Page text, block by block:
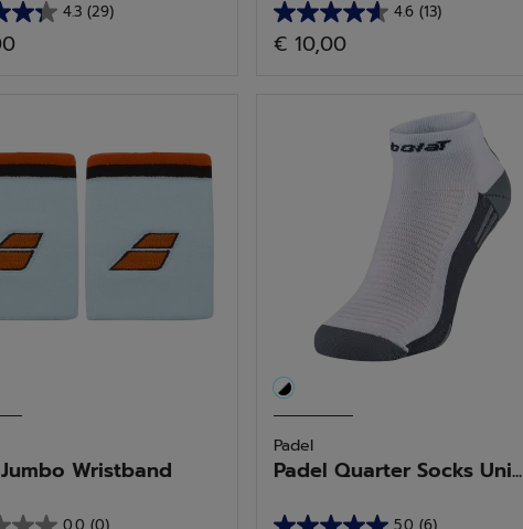
4.3 (29) 4.6 (13)
4.6
von
€ 10,00
Wristband
Padel
Padel Quarter Socks Uni...